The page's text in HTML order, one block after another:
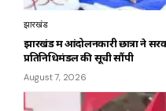
झारखंड
झारखंड में आंदोलनकारी छात्रों ने
प्रतिनिधिमंडल की सूची सौंपी
August 7, 2026